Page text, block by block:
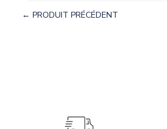
← PRODUIT PRÉCÉDENT